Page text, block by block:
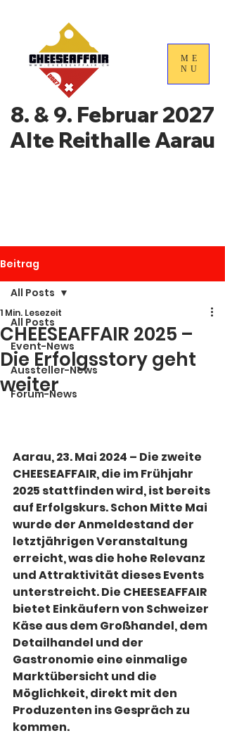
ME
NU
8. & 9. Februar 2027
Alte Reithalle Aarau
Beitrag
All Posts
Event-News
Aussteller-News
Forum-News
All Posts
CHEESEAFFAIR 2025 –
Die Erfolgsstory geht
weiter
1 Min. Lesezeit
Aarau, 23. Mai 2024 – Die zweite
CHEESEAFFAIR, die im Frühjahr
2025 stattfinden wird, ist bereits
auf Erfolgskurs. Schon Mitte Mai
wurde der Anmeldestand der
letztjährigen Veranstaltung
erreicht, was die hohe Relevanz
und Attraktivität dieses Events
unterstreicht. Die CHEESEAFFAIR
bietet Einkäufern von Schweizer
Käse aus dem Großhandel, dem
Detailhandel und der
Gastronomie eine einmalige
Marktübersicht und die
Möglichkeit, direkt mit den
Produzenten ins Gespräch zu
kommen.